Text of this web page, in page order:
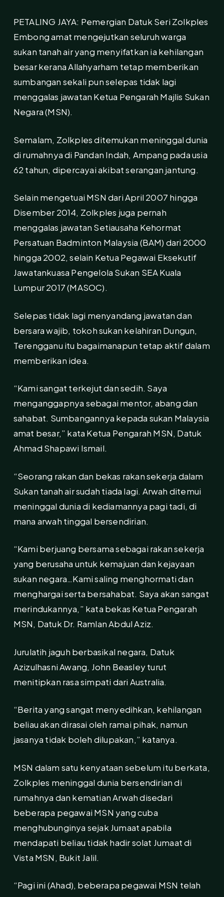
PETALING JAYA: Pemergian Datuk Seri Zolkples
Embong amat mengejutkan seluruh warga
sukan tanah air yang menyifatkan ia kehilangan
besar kerana Allahyarham tetap memberikan
sumbangan sekali pun selepas tidak lagi
menggalas jawatan Ketua Pengarah Majlis Sukan
Negara (MSN).
Semalam, Zolkples ditemukan meninggal dunia
di rumahnya di Pandan Indah, Ampang pada usia
62 tahun, dipercayai akibat serangan jantung.
Selain mengetuai MSN dari April 2007 hingga
Disember 2014, Zolkples juga pernah
menggalas jawatan Setiausaha Kehormat
Persatuan Badminton Malaysia (BAM) dari 2000
hingga 2002, selain Ketua Pegawai Eksekutif
Jawatankuasa Pengelola Sukan SEA Kuala
Lumpur 2017 (MASOC).
Selepas tidak lagi menyandang jawatan dan
bersara wajib, tokoh sukan kelahiran Dungun,
Terengganu itu bagaimanapun tetap aktif dalam
memberikan idea.
“Kami sangat terkejut dan sedih. Saya
menganggapnya sebagai mentor, abang dan
sahabat. Sumbangannya kepada sukan Malaysia
amat besar,” kata Ketua Pengarah MSN, Datuk
Ahmad Shapawi Ismail.
“Seorang rakan dan bekas rakan sekerja dalam
Sukan tanah air sudah tiada lagi. Arwah ditemui
meninggal dunia di kediamannya pagi tadi, di
mana arwah tinggal bersendirian.
“Kami berjuang bersama sebagai rakan sekerja
yang berusaha untuk kemajuan dan kejayaan
sukan negara…Kami saling menghormati dan
menghargai serta bersahabat. Saya akan sangat
merindukannya,” kata bekas Ketua Pengarah
MSN, Datuk Dr. Ramlan Abdul Aziz.
Jurulatih jaguh berbasikal negara, Datuk
Azizulhasni Awang, John Beasley turut
menitipkan rasa simpati dari Australia.
“Berita yang sangat menyedihkan, kehilangan
beliau akan dirasai oleh ramai pihak, namun
jasanya tidak boleh dilupakan,” katanya.
MSN dalam satu kenyataan sebelum itu berkata,
Zolkples meninggal dunia bersendirian di
rumahnya dan kematian Arwah disedari
beberapa pegawai MSN yang cuba
menghubunginya sejak Jumaat apabila
mendapati beliau tidak hadir solat Jumaat di
Vista MSN, Bukit Jalil.
“Pagi ini (Ahad), beberapa pegawai MSN telah